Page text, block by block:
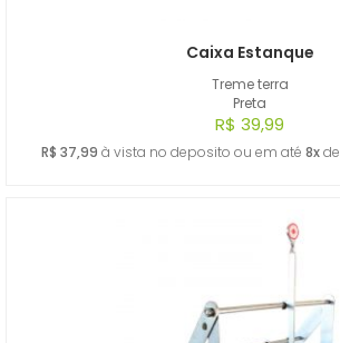
Treme terra
Preta
Caixa Estanque
R$ 39,99
R$ 37,99 à vista no deposito ou em até 8xde